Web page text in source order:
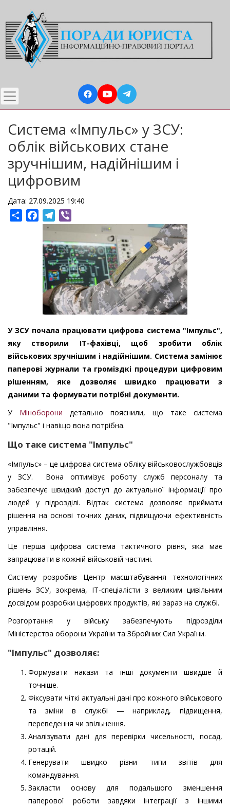
до
основного
вмісту
Система «Імпульс» у ЗСУ:
облік військових стане
зручнішим, надійнішим і
цифровим
Дата: 27.09.2025 19:40
ShareFacebookTelegram
У ЗСУ почала працювати цифрова система "Імпульс",
яку створили ІТ-фахівці, щоб зробити облік
військових зручнішим і надійнішим. Система замінює
паперові журнали та громіздкі процедури цифровим
рішенням, яке дозволяє швидко працювати з
даними та формувати потрібні документи.
У Міноборони детально пояснили, що таке система
"Імпульс" і навіщо вона потрібна.
Що таке система "Імпульс"
«Імпульс» – це цифрова система обліку військовослужбовців
у ЗСУ. Вона оптимізує роботу служб персоналу та
забезпечує швидкий доступ до актуальної інформації про
людей у підрозділі. Відтак система дозволяє приймати
рішення на основі точних даних, підвищуючи ефективність
управління.
Це перша цифрова система тактичного рівня, яка має
запрацювати в кожній військовій частині.
Систему розробив Центр масштабування технологічних
рішень ЗСУ, зокрема, ІТ-спеціалісти з великим цивільним
досвідом розробки цифрових продуктів, які зараз на службі.
Розгортання у війську забезпечують підрозділи
Міністерства оборони України та Збройних Сил України.
"Імпульс" дозволяє:
Формувати накази та інші документи швидше й
точніше.
Фіксувати чіткі актуальні дані про кожного військового
та зміни в службі — наприклад, підвищення,
переведення чи звільнення.
Аналізувати дані для перевірки чисельності, посад,
ротацій.
Генерувати швидко різни типи звітів для
командування.
Закласти основу для подальшого зменшення
паперової роботи завдяки інтеграції з іншими